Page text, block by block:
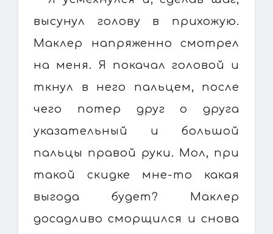
высунул голову в прихожую.
Маклер напряженно смотрел
на меня. Я покачал головой и
ткнул в него пальцем, после
чего потер друг о друга
указательный и большой
пальцы правой руки. Мол, при
такой скидке мне-то какая
выгода будет? Маклер
досадливо сморщился и снова